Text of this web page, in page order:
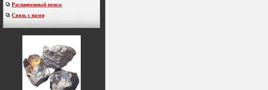
Расширенный поиск
Связь с нами